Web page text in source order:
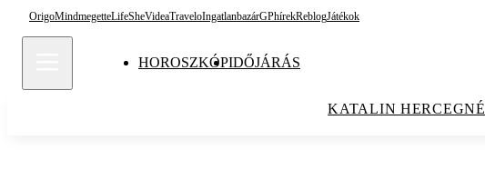
OrigoMindmegetteLifeSheVideaTraveloIngatlanbazárGPhírekReblogJátékok
HOROSZKÓPIDŐJÁRÁS
KATALIN HERCEGNÉ